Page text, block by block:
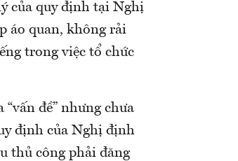
của quy định tại Nghị
áo quan, không rải
trong việc tổ chức
đề” nhưng chưa
định của Nghị định
thủ công phải đăng